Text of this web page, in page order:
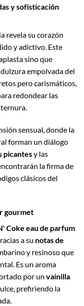
y sofisticación
revela su corazón
y adictivo. Este
sino que
empolvada del
pero carismáticos,
redondear las
sensual, donde la
forman un diálogo
picantesy las
la firma de
clásicos del
gourmet
Coke eau de parfum
a su notas de
y resinoso que
Es un aroma
por un vainilla
prefiriendo la